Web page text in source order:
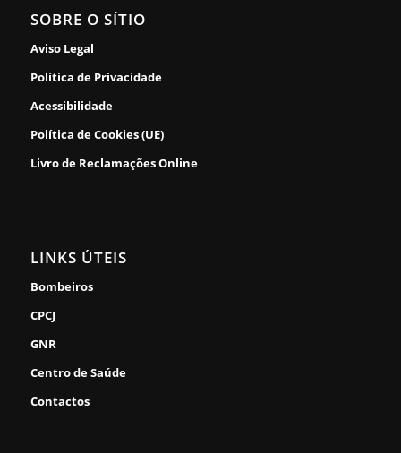
SOBRE O SÍTIO
Aviso Legal
Política de Privacidade
Acessibilidade
Política de Cookies (UE)
Livro de Reclamações Online
LINKS ÚTEIS
Bombeiros
CPCJ
GNR
Centro de Saúde
Contactos